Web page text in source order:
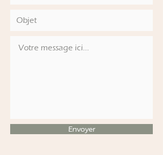
Envoyer